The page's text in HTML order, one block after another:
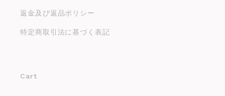
返金及び返品ポリシー
特定商取引法に基づく表記
Cart